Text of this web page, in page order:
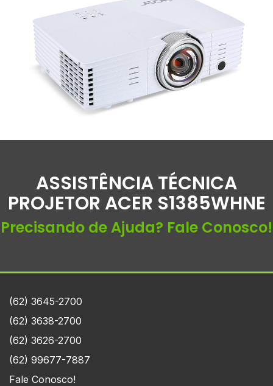
ASSISTÊNCIA TÉCNICA
PROJETOR ACER S1385WHNE
Precisando de Ajuda? Fale Conosco!
(62) 3645-2700
(62) 3638-2700
(62) 3626-2700
(62) 99677-7887
Fale Conosco!